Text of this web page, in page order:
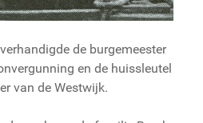
de burgemeester
en de huissleutel
van de Westwijk.